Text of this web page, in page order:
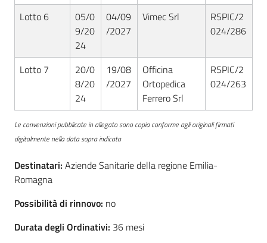
Lotto 6
05/0
9/20
24
04/09
/2027
Vimec Srl
RSPIC/2
024/286
Lotto 7
20/0
8/20
24
19/08
/2027
Officina
Ortopedica
Ferrero Srl
RSPIC/2
024/263
Le convenzioni pubblicate in allegato sono copia conforme agli originali firmati
digitalmente nella data sopra indicata
Destinatari: Aziende Sanitarie della regione Emilia-
Romagna
Possibilità di rinnovo: no
Durata degli Ordinativi: 36 mesi